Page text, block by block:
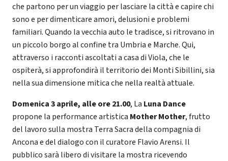
che partono per un viaggio per lasciare la città e capire chi
sono e per dimenticare amori, delusioni e problemi
familiari. Quando la vecchia auto le tradisce, si ritrovano in
un piccolo borgo al confine tra Umbria e Marche. Qui,
attraverso i racconti ascoltati a casa di Viola, che le
ospiterà, si approfondirà il territorio dei Monti Sibillini, sia
nella sua dimensione mitica che nella realtà attuale.
Domenica 3 aprile, alle ore 21.00, La Luna Dance
propone la performance artistica Mother Mother, frutto
del lavoro sulla mostra Terra Sacra della compagnia di
Ancona e del dialogo con il curatore Flavio Arensi. Il
pubblico sarà libero di visitare la mostra ricevendo